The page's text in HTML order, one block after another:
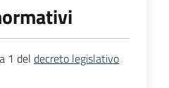
1 del decreto legislativo